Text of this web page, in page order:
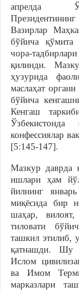
апрелда
Вазирлар
бўйича қўмита
чора-
қилинди.
ҳузурида
маслаҳат
бўйича
Кенгаш
конфессиялар
[5:145-147].
Мазкур даврда
ишлари ҳам
йилнинг
миқёсида бир
шаҳар,
тиловати
ташкил этилиб,
қатнашди. Шу
Ислом
ва Имом
марказлари